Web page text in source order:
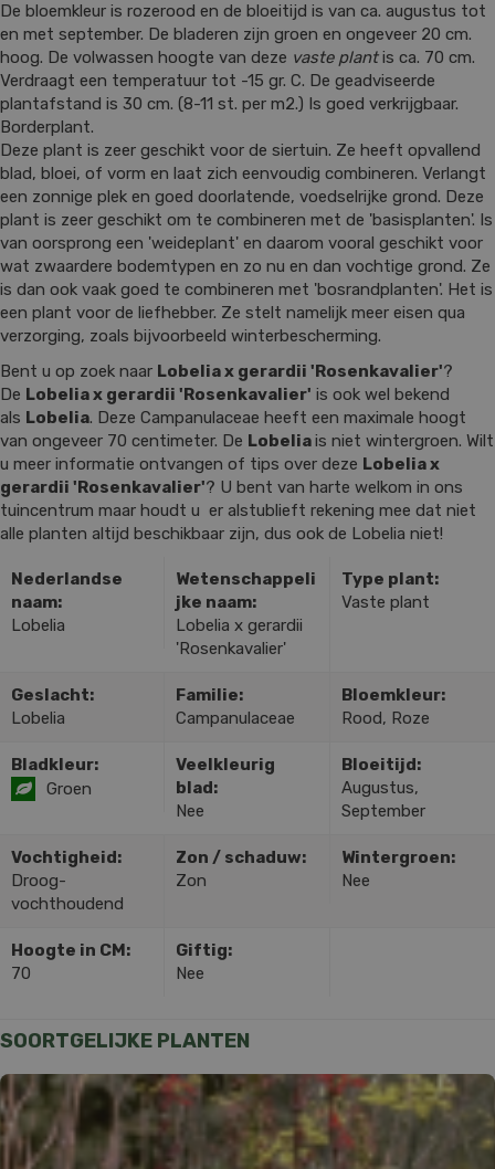
De bloemkleur is rozerood en de bloeitijd is van ca. augustus tot
en met september. De bladeren zijn groen en ongeveer 20 cm.
hoog. De volwassen hoogte van deze vaste plantis ca. 70 cm.
Verdraagt een temperatuur tot -15 gr. C. De geadviseerde
plantafstand is 30 cm. (8-11 st. per m2.) Is goed verkrijgbaar.
Borderplant.
Deze plant is zeer geschikt voor de siertuin. Ze heeft opvallend
blad, bloei, of vorm en laat zich eenvoudig combineren. Verlangt
een zonnige plek en goed doorlatende, voedselrijke grond. Deze
plant is zeer geschikt om te combineren met de 'basisplanten'. Is
van oorsprong een 'weideplant' en daarom vooral geschikt voor
wat zwaardere bodemtypen en zo nu en dan vochtige grond. Ze
is dan ook vaak goed te combineren met 'bosrandplanten'. Het is
een plant voor de liefhebber. Ze stelt namelijk meer eisen qua
verzorging, zoals bijvoorbeeld winterbescherming.
Bent u op zoek naar Lobelia x gerardii 'Rosenkavalier'?
De Lobelia x gerardii 'Rosenkavalier' is ook wel bekend
als Lobelia. Deze Campanulaceae heeft een maximale hoogt
van ongeveer 70 centimeter. De Lobeliais niet wintergroen. Wilt
u meer informatie ontvangen of tips over deze Lobelia x
gerardii 'Rosenkavalier'? U bent van harte welkom in ons
tuincentrum maar houdt u er alstublieft rekening mee dat niet
alle planten altijd beschikbaar zijn, dus ook de Lobelia niet!
Nederlandse
naam:
Lobelia
Wetenschappeli
jke naam:
Lobelia x gerardii
'Rosenkavalier'
Type plant:
Vaste plant
Geslacht:
Lobelia
Familie:
Campanulaceae
Bloemkleur:
Rood, Roze
Bladkleur:
Groen
Veelkleurig
blad:
Nee
Bloeitijd:
Augustus,
September
Vochtigheid:
Droog-
vochthoudend
Zon / schaduw:
Zon
Wintergroen:
Nee
Hoogte in CM:
70
Giftig:
Nee
SOORTGELIJKE PLANTEN